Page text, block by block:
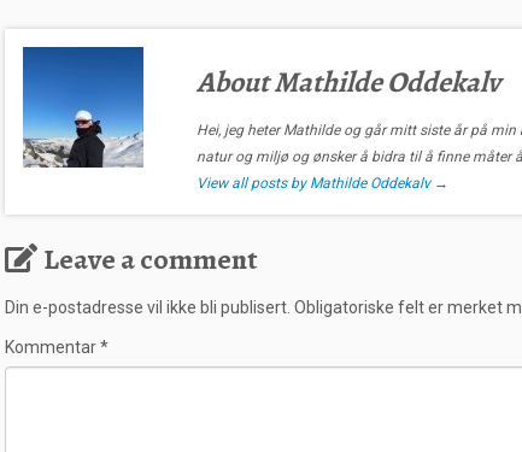
About Mathilde Oddekalv
Hei, jeg heter Mathilde og går mitt siste år på
natur og miljø og ønsker å bidra til å finne måter
View all posts by Mathilde Oddekalv →
Leave a comment
Din e-postadresse vil ikke bli publisert. Obligatoriske felt er merket
Kommentar*